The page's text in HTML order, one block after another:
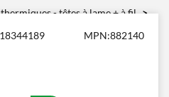
- têtes à lame + à fil
MPN:882140